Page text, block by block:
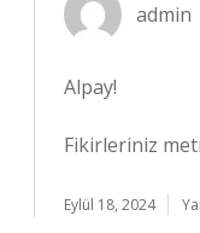
admin
Alpay!
Fikirleriniz
Eylül 18, 2024